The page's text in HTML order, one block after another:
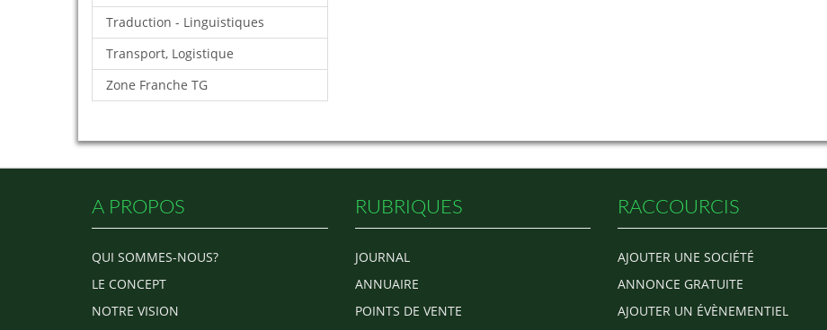
Traduction - Linguistiques
Transport, Logistique
Zone Franche TG
A PROPOS
QUI SOMMES-NOUS?
LE CONCEPT
NOTRE VISION
RUBRIQUES
JOURNAL
ANNUAIRE
POINTS DE VENTE
RACCOURCIS
AJOUTER UNE SOCIÉTÉ
ANNONCE GRATUITE
AJOUTER UN ÉVÈNEMENTIEL